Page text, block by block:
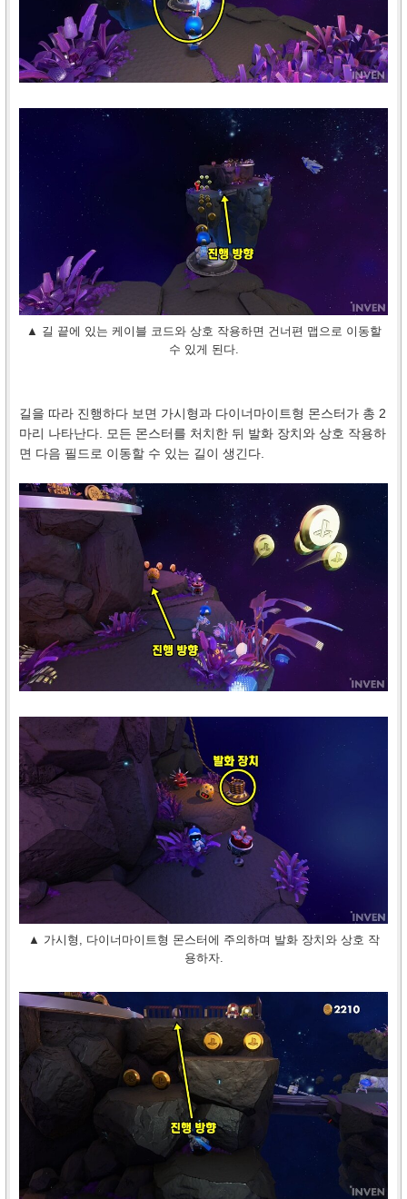
▲ 길 끝에 있는 케이블 코드와 상호 작용하면 건너편 맵으로 이동할
수 있게 된다.
길을 따라 진행하다 보면 가시형과 다이너마이트형 몬스터가 총 2
마리 나타난다. 모든 몬스터를 처치한 뒤 발화 장치와 상호 작용하
면 다음 필드로 이동할 수 있는 길이 생긴다.
▲ 가시형, 다이너마이트형 몬스터에 주의하며 발화 장치와 상호 작
용하자.